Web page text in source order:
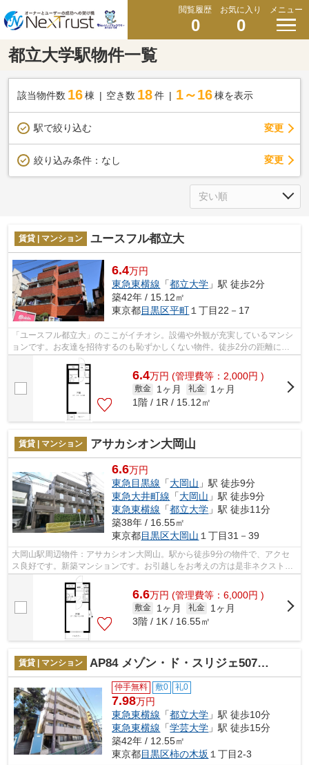
閲覧履歴
0
お気に入り
0
メニュー
都立大学駅物件一覧
該当物件数 16棟 空き数 18 件 1～16 棟を表示
駅で絞り込む 変更
絞り込み条件： なし 変更
賃貸 | マンション ユースフル都立大
6.4万円
東急東横線 「都立大学 」駅 徒歩2分
築42年 / 15.12㎡
東京都目黒区平町１丁目22－17
「ユースフル都立大」のここがイチオシ。設備や外観が充実しているマンシ
ョンです。お友達を招待するのも恥ずかしくない物件。徒歩2分の距離に駅
がある物件で、通勤通学に便利です。快...
6.4万円 (管理費等：2,000円 )
敷金 1ヶ月 礼金
1ヶ月
1階 / 1R / 15.12㎡
賃貸 | マンション アサカシオン大岡山
6.6万円
東急目黒線 「大岡山 」駅 徒歩9分
東急大井町線 「大岡山 」駅 徒歩9分
東急東横線 「都立大学 」駅 徒歩11分
築38年 / 16.55㎡
東京都目黒区大岡山 １丁目31－39
大岡山駅周辺物件：アサカシオン大岡山。駅から徒歩9分の物件で、アクセ
ス良好です。新築マンションです。お引越しをお考えの方は是非ネクストラ
ストへ。快適な新生活のスタートはコチ...
6.6万円 (管理費等：6,000円 )
敷金 1ヶ月 礼金
1ヶ月
3階 / 1K / 16.55㎡
賃貸 | マンション AP84 メゾン・ド・スリジェ507（都立大学）
仲手無料 敷0 礼0
7.98万円
東急東横線 「都立大学 」駅 徒歩10分
東急東横線 「学芸大学 」駅 徒歩15分
築42年 / 12.55㎡
東京都目黒区柿の木坂 １丁目2-3